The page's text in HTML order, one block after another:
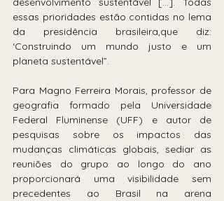
essas prioridades estão contidas no lema
da presidência brasileira,que diz:
‘Construindo um mundo justo e um
planeta sustentável”.
Para Magno Ferreira Morais, professor de
geografia formado pela Universidade
Federal Fluminense (UFF) e autor de
pesquisas sobre os impactos das
mudanças climáticas globais, sediar as
reuniões do grupo ao longo do ano
proporcionará uma visibilidade sem
precedentes ao Brasil na arena